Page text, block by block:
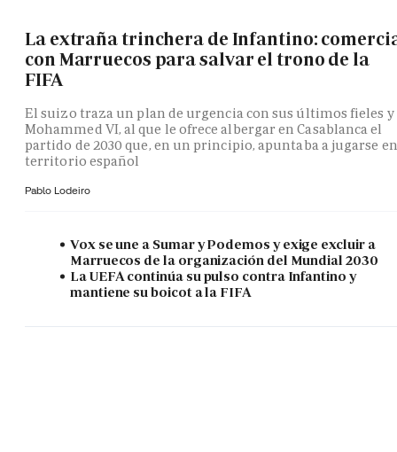
La extraña trinchera de Infantino:
con Marruecos para salvar el trono de la
FIFA
El suizo traza un plan de urgencia con sus últimos fieles y
Mohammed VI, al que le ofrece albergar en Casablanca el
partido de 2030 que, en un principio, apuntaba a jugarse en
territorio español
Pablo Lodeiro
Vox se une a Sumar y Podemos y exige excluir a
Marruecos de la organización del Mundial 2030
La UEFA continúa su pulso contra Infantino y
mantiene su boicot a la FIFA